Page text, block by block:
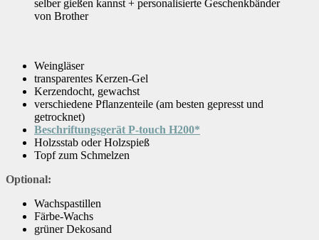
Weingläser
transparentes Kerzen-Gel
Kerzendocht, gewachst
verschiedene Pflanzenteile (am besten gepresst und
getrocknet)
Beschriftungsgerät P-touch H200*
Holzsstab oder Holzspieß
Topf zum Schmelzen
Optional:
Wachspastillen
Färbe-Wachs
grüner Dekosand